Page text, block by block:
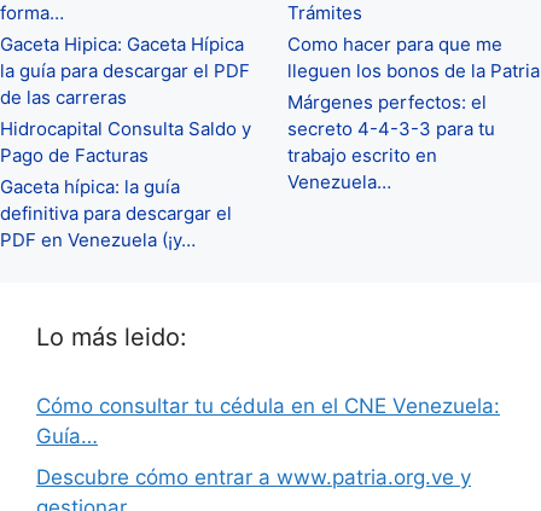
forma…
Gaceta Hipica: Gaceta Hípica
la guía para descargar el PDF
de las carreras
Hidrocapital Consulta Saldo y
Pago de Facturas
Gaceta hípica: la guía
definitiva para descargar el
PDF en Venezuela (¡y…
Trámites
Como hacer para que me
lleguen los bonos de la Patria
Márgenes perfectos: el
secreto 4-4-3-3 para tu
trabajo escrito en
Venezuela…
Lo más leido:
Cómo consultar tu cédula en el CNE Venezuela:
Guía…
Descubre cómo entrar a www.patria.org.ve y